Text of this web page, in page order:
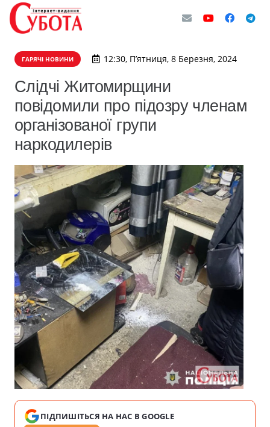
ГАРЯЧІ НОВИНИ 12:30, П’ятниця, 8 Березня, 2024
Слідчі Житомирщини
повідомили про підозру членам
організованої групи
наркодилерів
ПІДПИШІТЬСЯ НА НАС В GOOGLE